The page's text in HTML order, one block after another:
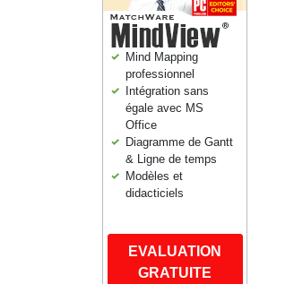
Mind Mapping
professionnel
Intégration sans
égale avec MS
Office
Diagramme de Gantt
& Ligne de temps
Modèles et
didacticiels
EVALUATION
GRATUITE